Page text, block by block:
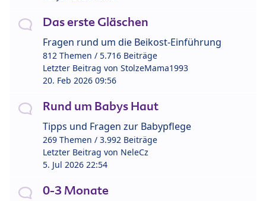
Das erste Gläschen
Fragen rund um die Beikost-Einführung
812 Themen / 5.716 Beiträge
Letzter Beitrag von StolzeMama1993
20. Feb 2026 09:56
Rund um Babys Haut
Tipps und Fragen zur Babypflege
269 Themen / 3.992 Beiträge
Letzter Beitrag von NeleCz
5. Jul 2026 22:54
0-3 Monate